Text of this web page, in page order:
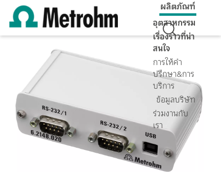
ผลิตภัณฑ์
อุตสาหกรรม
เรื่องราวที่น่า
สนใจ
การให้คำ
ปรึกษา&การ
บริการ
ข้อมูลบริษัท
ร่วมงานกับ
เรา